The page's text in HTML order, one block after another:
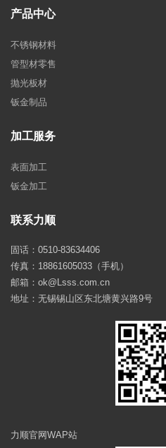
产品中心
不锈钢材料
管型材零售
抛光板材
钣金制品
加工服务
表面加工
钣金加工
联系力顺
固话：0510-83634406
传真：18861605033（手机）
邮箱：ok@Lsss.com.cn
地址：无锡锡山区东北塘黄兴路9号
力顺官网WAP站